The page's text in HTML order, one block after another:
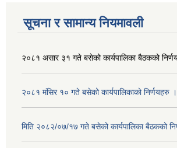
सूचना र सामान्य नियमावली
२०८१ असार ३१ गते बसेको कार्यपालिका बैठकको
२०८१ मंसिर १० गते बसेको कार्यपालिकाको निर्णयहरु ।
मिति २०८२/०७/१७ गते बसेको कार्यपालिका बैठकको